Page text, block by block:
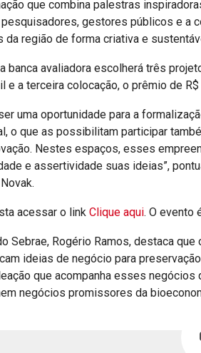
que combina palestras
gestores públicos e a
da região de forma criativa e
banca avaliadora escolherá três
e a terceira colocação, o prêmio de
uma oportunidade para a
o que as possibilitam participar
Nestes espaços, esses
e assertividade suas ideias”,
acessar o link Clique aqui. O evento
Sebrae, Rogério Ramos, destaca
ideias de negócio para
que acompanha esses
negócios promissores da